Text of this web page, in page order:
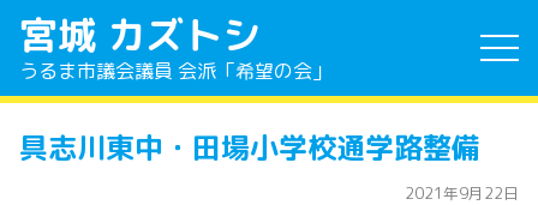
宮城 カズトシ
うるま市議会議員 会派「希望の会」
具志川東中・田場小学校通学路整備
2021年9月22日